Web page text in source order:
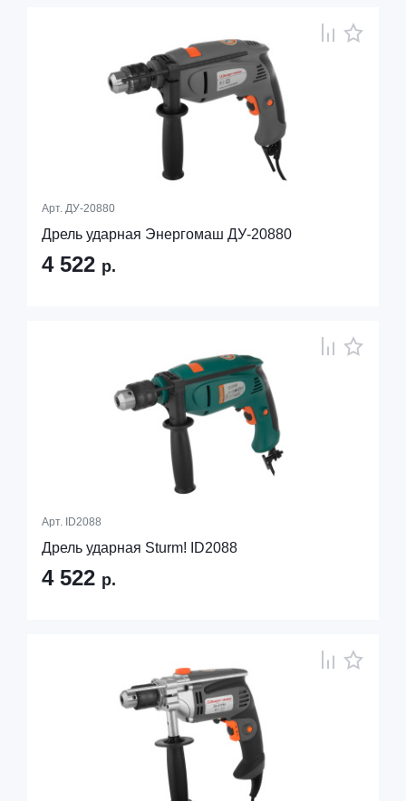
Арт. ДУ-20880
Дрель ударная Энергомаш ДУ-20880
4 522 р.
Арт. ID2088
Дрель ударная Sturm! ID2088
4 522 р.